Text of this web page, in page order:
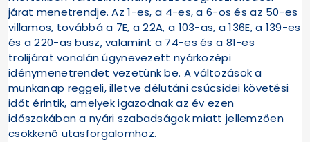
járat menetrendje. Az 1-es, a 4-es, a 6-os és az 50-es
villamos, továbbá a 7E, a 22A, a 103-as, a 136E, a 139-es
és a 220-as busz, valamint a 74-es és a 81-es
trolijárat vonalán úgynevezett nyárközépi
idénymenetrendet vezetünk be. A változások a
munkanap reggeli, illetve délutáni csúcsidei követési
időt érintik, amelyek igazodnak az év ezen
időszakában a nyári szabadságok miatt jellemzően
csökkenő utasforgalomhoz.